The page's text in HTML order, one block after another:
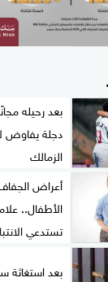
بعد رحيله
دجلة يفاوض
الزمالك
أعراض
الأطفال..
تستدعي
بعد استغاثة